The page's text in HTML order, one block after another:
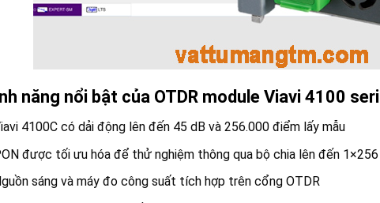
năng nổi bật của OTDR module Viavi 4100 seri
4100C có dải động lên đến 45 dB và 256.000 điểm lấy mẫu
được tối ưu hóa để thử nghiệm thông qua bộ chia lên đến 1×256
sáng và máy đo công suất tích hợp trên cổng OTDR